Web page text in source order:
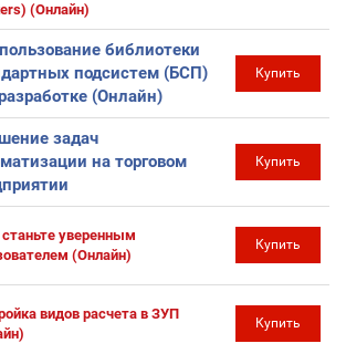
(Онлайн)
библиотеки
подсистем (БСП)
(Онлайн)
Купить
задач
на торговом
Купить
уверенным
(Онлайн)
Купить
видов расчета в ЗУП
Купить